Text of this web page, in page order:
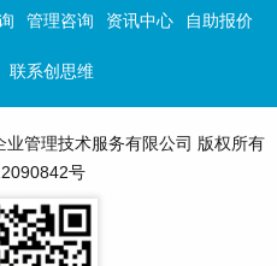
管理咨询 资讯中心 自助报价
联系创思维
管理技术服务有限公司 版权所有
号